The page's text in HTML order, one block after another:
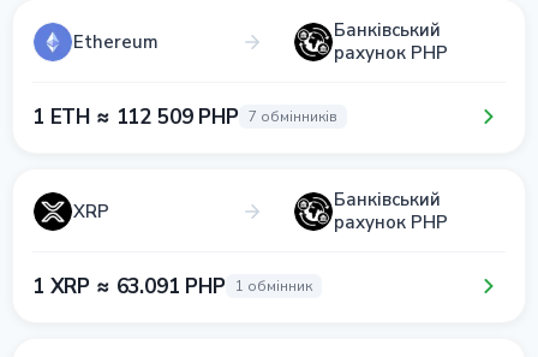
Ethereum
Банківський
рахунок PHP
1 ETH ≈ 112 509 PHP 7 обмінників
XRP
Банківський
рахунок PHP
1 XRP ≈ 63.091 PHP 1 обмінник